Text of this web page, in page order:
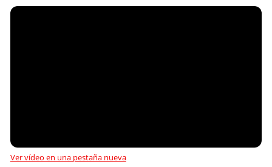
Ver vídeo en una pestaña nueva